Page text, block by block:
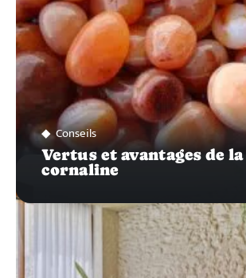
Conseils
Vertus et avantages de la
cornaline